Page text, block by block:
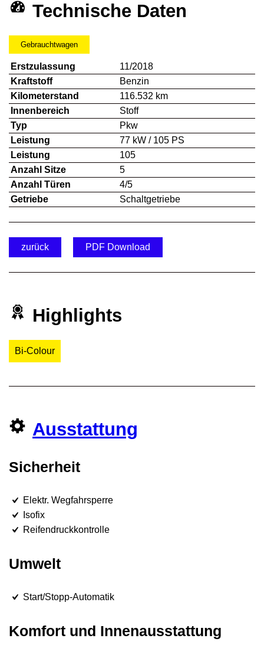
Technische Daten
Gebrauchtwagen
Erstzulassung
11/2018
Kraftstoff
Benzin
Kilometerstand
116.532 km
Innenbereich
Stoff
Typ
Pkw
Leistung
77 kW / 105 PS
Leistung
105
Anzahl Sitze
5
Anzahl Türen
4/5
Getriebe
Schaltgetriebe
zurück PDF Download
Highlights
Bi-Colour
Ausstattung
Sicherheit
Elektr. Wegfahrsperre
Isofix
Reifendruckkontrolle
Umwelt
Start/Stopp-Automatik
Komfort und Innenausstattung